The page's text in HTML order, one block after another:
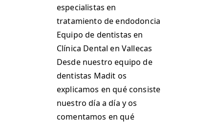
especialistas en
tratamiento de endodoncia
Equipo de dentistas en
Clínica Dental en Vallecas
Desde nuestro equipo de
dentistas Madit os
explicamos en qué consiste
nuestro día a día y os
comentamos en qué